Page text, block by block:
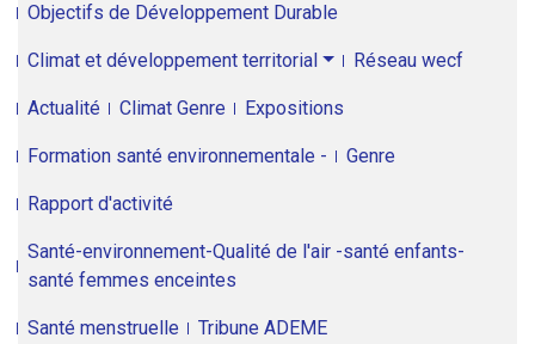
Objectifs de Développement Durable
Climat et développement territorial Réseau wecf
Actualité Climat Genre Expositions
Formation santé environnementale - Genre
Rapport d'activité
Santé-environnement-Qualité de l'air -santé enfants-
santé femmes enceintes
Santé menstruelle Tribune ADEME